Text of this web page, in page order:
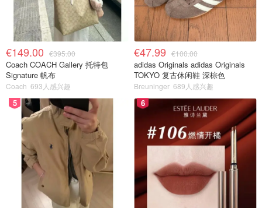
€149.00 €395.00
Coach COACH Gallery 托特包
Signature 帆布
Coach 693人感兴趣
€47.99 €100.00
adidas Originals adidas Originals
TOKYO 复古休闲鞋 深棕色
Breuninger 689人感兴趣
5 6